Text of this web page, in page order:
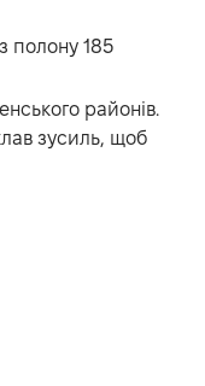
полону 185
районів.
зусиль, щоб